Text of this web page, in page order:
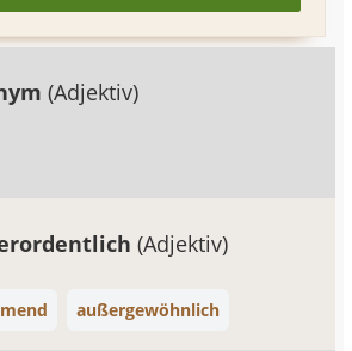
(Adjektiv)
(Adjektiv)
außergewöhnlich